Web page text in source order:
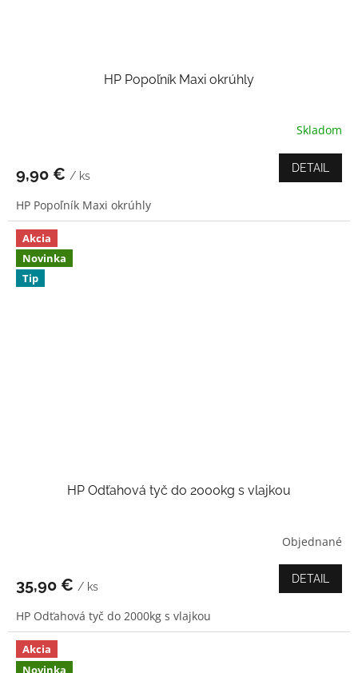
HP Popoľník Maxi okrúhly
Skladom
9,90 € / ks
DETAIL
HP Popoľník Maxi okrúhly
Akcia
Novinka
Tip
HP Odťahová tyč do 2000kg s vlajkou
je
z
5
hviezdičiek.
Objednané
35,90 € / ks
DETAIL
HP Odťahová tyč do 2000kg s vlajkou
Akcia
Novinka